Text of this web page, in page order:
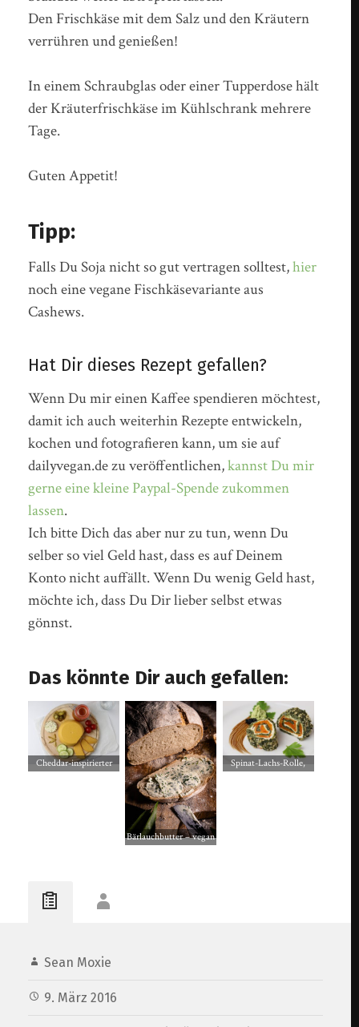
Den Frischkäse mit dem Salz und den Kräutern
verrühren und genießen!
In einem Schraubglas oder einer Tupperdose hält
der Kräuterfrischkäse im Kühlschrank mehrere
Tage.
Guten Appetit!
Tipp:
Falls Du Soja nicht so gut vertragen solltest,hier
noch eine vegane Fischkäsevariante aus
Cashews.
Hat Dir dieses Rezept gefallen?
Wenn Du mir einen Kaffee spendieren möchtest,
damit ich auch weiterhin Rezepte entwickeln,
kochen und fotografieren kann, um sie auf
dailyvegan.de zu veröffentlichen,kannst Du mir
gerne eine kleine Paypal-Spende zukommen
lassen.
Ich bitte Dich das aber nur zu tun, wenn Du
selber so viel Geld hast, dass es auf Deinem
Konto nicht auffällt. Wenn Du wenig Geld hast,
möchte ich, dass Du Dir lieber selbst etwas
gönnst.
Das könnte Dir auch gefallen:
Cheddar-inspirierter
Bärlauchbutter – vegan
Spinat-Lachs-Rolle,
Sean Moxie
9. März 2016